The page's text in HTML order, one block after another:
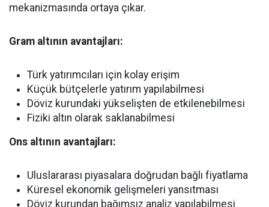
mekanizmasında ortaya çıkar.
Gram altının avantajları:
Türk yatırımcıları için kolay erişim
Küçük bütçelerle yatırım yapılabilmesi
Döviz kurundaki yükselişten de etkilenebilmesi
Fiziki altın olarak saklanabilmesi
Ons altının avantajları:
Uluslararası piyasalara doğrudan bağlı fiyatlama
Küresel ekonomik gelişmeleri yansıtması
Döviz kurundan bağımsız analiz yapılabilmesi